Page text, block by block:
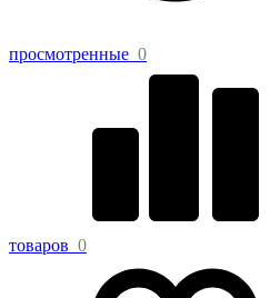
просмотренные 0
товаров 0